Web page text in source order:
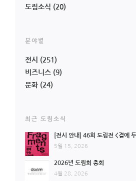
도림소식 (20)
분야별
전시
(251)
비즈니스 (9)
문화 (24)
최근 도림소식
[전시 안내] 46회 도림전 <곁에
5월 15, 2026
2026년 도림회 총회
4월 28, 2026